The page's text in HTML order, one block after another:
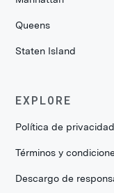
Queens
Staten Island
EXPLORE
Política de privacidad
Términos y
Descargo de